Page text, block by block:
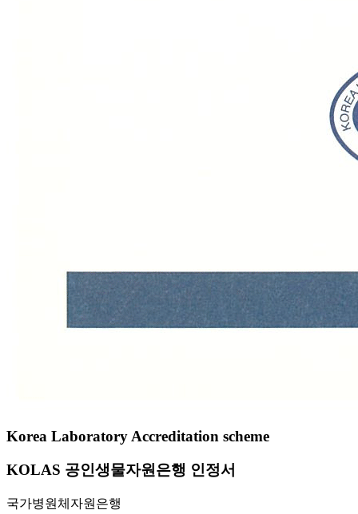
Korea Laboratory Accreditation scheme
KOLAS 공인생물자원은행 인정서
국가병원체자원은행